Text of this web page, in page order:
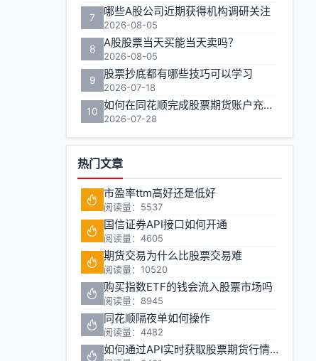
7 哪些A股公司近期获得机构调研关注
2026-08-05
8 A股股票当天买能当天卖吗？
2026-08-05
9 股票抄底都有哪些技巧可以学习
2026-07-18
10 如何在同花顺完成股票期货账户充值操作
2026-07-28
热门文章
市盈率ttm高好还是低好
阅读量：5537
国信证券API接口如何开通
阅读量：4605
期货交易为什么比股票交易难
阅读量：10520
购买指数ETF的钱会流入股票市场吗
阅读量：8945
同花顺隔夜单如何操作
阅读量：4482
如何通过API实时获取股票期货行情数据